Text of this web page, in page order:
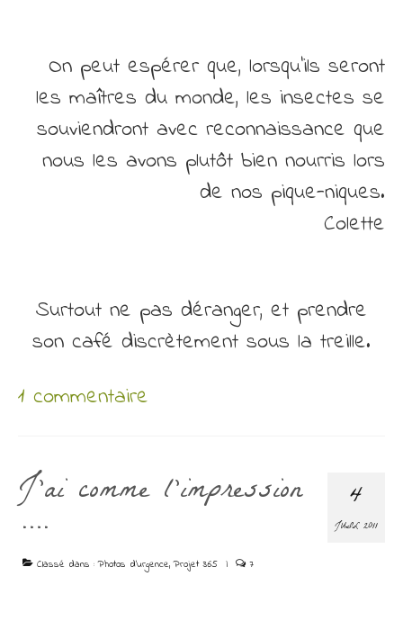
On peut espérer que, lorsqu’ils seront
les maîtres du monde, les insectes se
souviendront avec reconnaissance que
nous les avons plutôt bien nourris lors
de nos pique-niques.
Colette
Surtout ne pas déranger, et prendre
son café discrètement sous la treille.
1 commentaire
4
JUIL 2011
J’ai comme l’impression
….
Classé dans :Photos d'urgence,Projet 365 | 7